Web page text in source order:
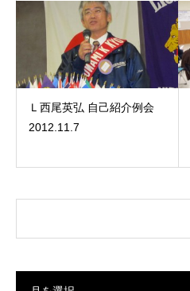
Ｌ西尾英弘 自己紹介例会
2012.11.7